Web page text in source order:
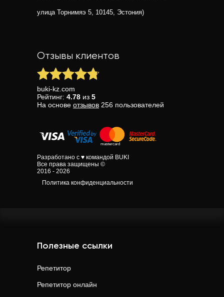
улица Торнимяэ 5, 10145, Эстония)
Отзывы клиентов
buki-kz.com
Рейтинг: 4.78 из 5
На основе отзывов 256 пользователей
Разработано с ♥ командой BUKI
Все права защищены ©
2016 - 2026
Политика конфиденциальности
Полезные ссылки
Репетитор
Репетитор онлайн